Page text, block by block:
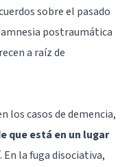
sobre el pasado
postraumática
a raíz de
los casos dedemencia,
que está en un lugar
. En la fuga disociativa,